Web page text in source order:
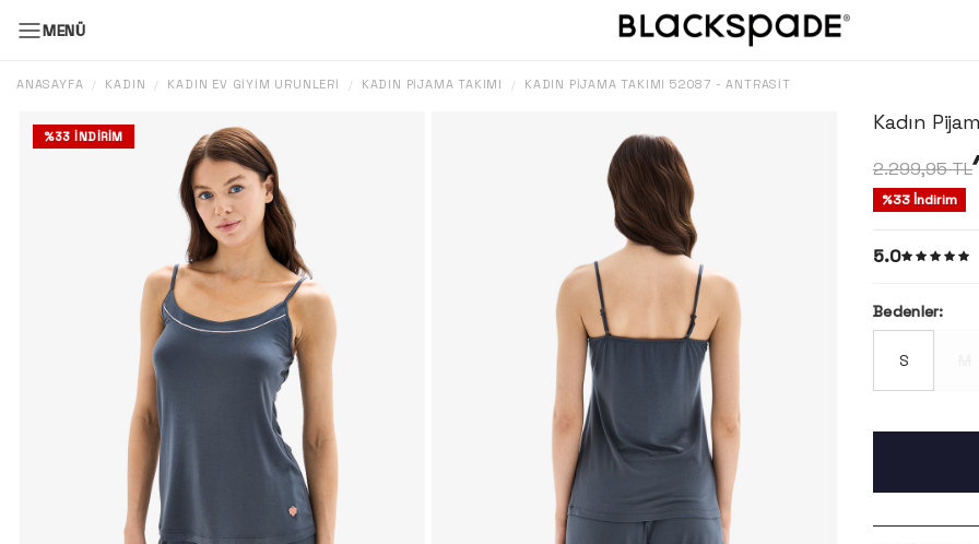
MENÜ
ANASAYFA / KADIN / KADIN EV GIYIM ÜRÜNLERI / KADIN PIJAMA TAKIMI / KADIN PIJAMA TAKIMI 52087 - ANTRASIT
%33 İNDIRIM
Kadın
2.299,95TL
%33 İndirim
5.0
Bedenler:
S